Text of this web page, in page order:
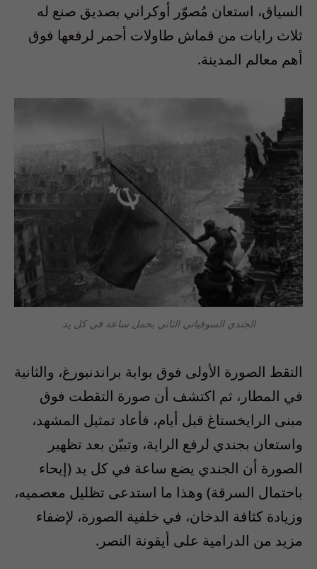
السياق، استعان مُصوّر أوكراني بصديق صنع له
ثلاث رايات من قماش طاولات أحمر لرفعها فوق
أهم معالم المدينة.
الجندي السوفياتي الثاني يحمل ساعة في كل يد
التقط الصورة الأولى فوق بوابة براندنبورغ، والثانية
في المطار، ثم اكتشف أن صورة التقطت فوق
مبنى الرايخستاغ قبل أيام، فأعاد تمثيل المشهد،
واستعان بجندي لرفع الراية، وتبيّن بعد تظهير
الصورة أن الجندي يضع ساعة في كل يد (إيحاء
باحتمال السرقة) وهذا ما استدعى تظليل معصميه،
وزيادة كثافة الدخان، في خلفية الصورة، لإضفاء
مزيد من الدرامية على أيقونة النصر.